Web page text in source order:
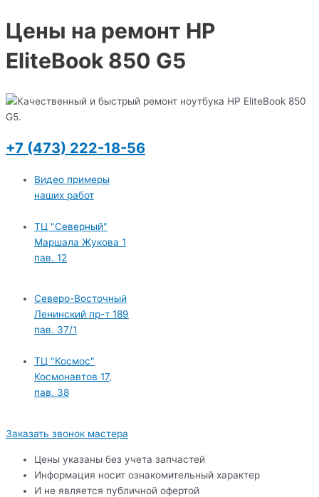
Цены на ремонт HP
EliteBook 850 G5
+7 (473) 222-18-56
Видео примеры
наших работ
ТЦ "Северный"
Маршала Жукова 1
пав. 12
Северо-Восточный
Ленинский пр-т 189
пав. 37/1
ТЦ "Космос"
Космонавтов 17,
пав. 38
Заказать звонок мастера
Цены указаны без учета запчастей
Информация носит ознакомительный характер
И не является публичной офертой